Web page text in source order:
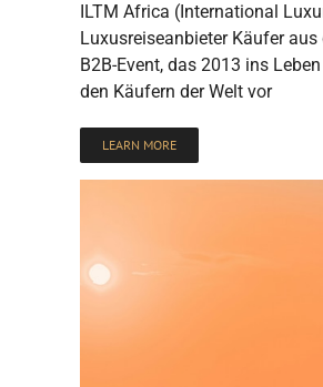
ILTM Africa (International
Luxusreiseanbieter Käufer
B2B-Event, das 2013 ins
den Käufern der Welt vor
LEARN MORE